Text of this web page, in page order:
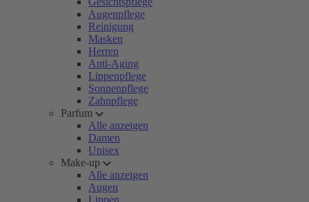
Augenpflege
Reinigung
Masken
Herren
Anti-Aging
Lippenpflege
Sonnenpflege
Zahnpflege
Parfum
Alle anzeigen
Damen
Unisex
Make-up
Alle anzeigen
Augen
Lippen